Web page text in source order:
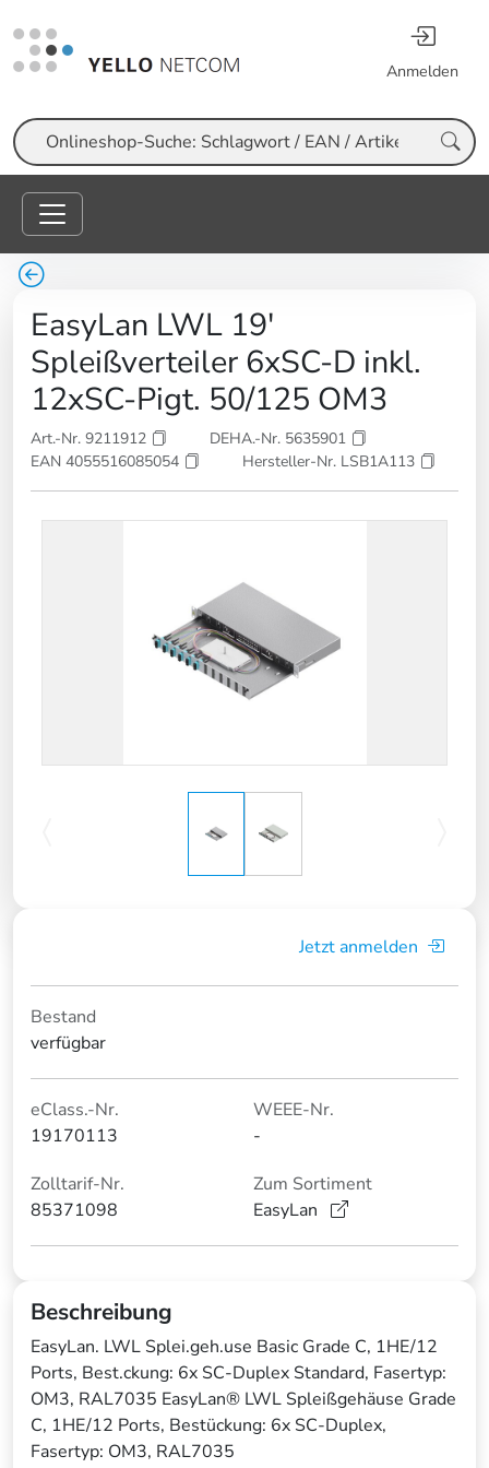
Anmelden
Suche
EasyLan LWL 19'
Spleißverteiler 6xSC-D inkl.
12xSC-Pigt. 50/125 OM3
Art.-Nr. 9211912
DEHA.-Nr. 5635901
EAN 4055516085054
Hersteller-Nr. LSB1A113
Jetzt anmelden
Bestand
verfügbar
eClass.-Nr.
19170113
WEEE-Nr.
-
Zolltarif-Nr.
85371098
Zum Sortiment
EasyLan
Beschreibung
EasyLan. LWL Splei.geh.use Basic Grade C, 1HE/12
Ports, Best.ckung: 6x SC-Duplex Standard, Fasertyp:
OM3, RAL7035 EasyLan® LWL Spleißgehäuse Grade
C, 1HE/12 Ports, Bestückung: 6x SC-Duplex,
Fasertyp: OM3, RAL7035